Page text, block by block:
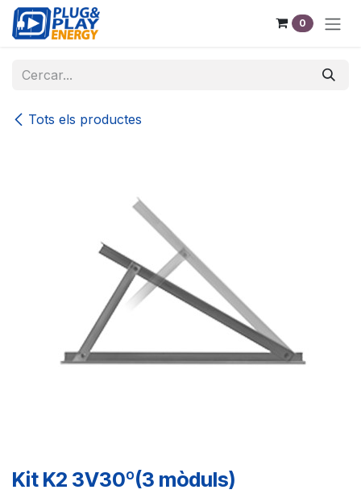
Skip to Content
0
Tots els productes
Kit K2 3V30º(3 mòduls)